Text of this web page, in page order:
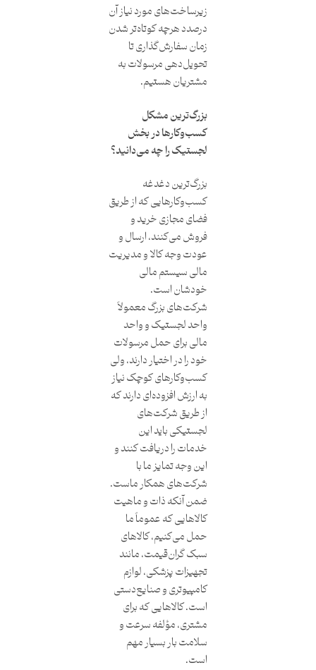
زیرساخت‌های مورد نیاز آن
درصدد هرچه کوتاه‌تر شدن
زمان سفارش‌گذاری تا
تحویل‌دهی مرسولات به
مشتریان هستیم.
بزرگ‌ترین مشکل
کسب‌و‌کارها در بخش
لجستیک را چه می‌دانید؟
بزرگ‌ترین دغدغه
کسب‌و‌کارهایی که از طریق
فضای مجازی خرید و
فروش می‌کنند، ارسال و
عودت وجه کالا و مدیریت
مالی سیستم مالی
خودشان است.
شرکت‌های بزرگ معمولاً
واحد لجستیک و واحد
مالی برای حمل مرسولات
خود را در اختیار دارند، ولی
کسب‌و‌کارهای کوچک نیاز
به ارزش افزوده‌ای دارند که
از طریق شرکت‌های
لجستیکی باید این
خدمات را دریافت کنند و
این وجه تمایز ما با
شرکت‌های همکار ماست.
ضمن آنکه ذات و ماهیت
کالاهایی که عموماً ما
حمل می‌کنیم، کالاهای
سبک گران‌قیمت، مانند
تجهیزات پزشکی، لوازم
کامپیوتری و صنایع‌دستی
است. کالاهایی که برای
مشتری، مؤلفه سرعت و
سلامت بار بسیار مهم
است.